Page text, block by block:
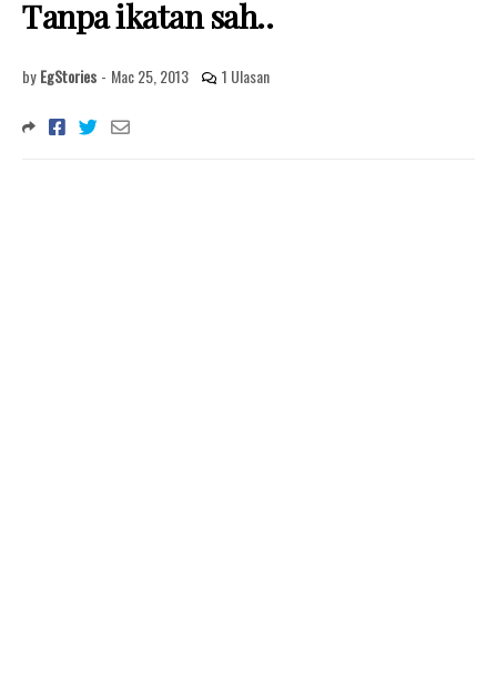
Tanpa ikatan sah..
by EgStories - Mac 25, 2013 1 Ulasan